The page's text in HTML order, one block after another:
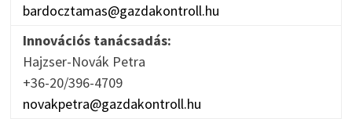
bardocztamas@gazdakontroll.hu
Innovációs tanácsadás:
Hajzser-Novák Petra
+36-20/396-4709
novakpetra@gazdakontroll.hu